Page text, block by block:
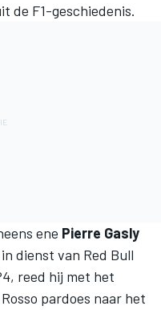
de F1-geschiedenis.
ene Pierre Gasly
dienst van Red Bull
reed hij met het
pardoes naar het